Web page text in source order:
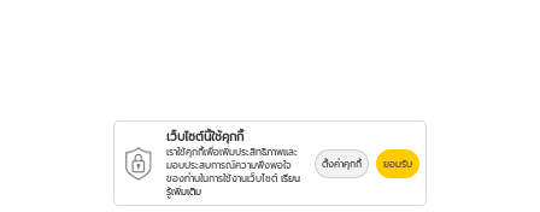
เว็บไซต์นี้ใช้คุกกี้
เราใช้คุกกี้เพื่อเพิ่มประสิทธิภาพและ
มอบประสบการณ์ความพึงพอใจ
ของท่านในการใช้งานเว็บไซต์ เรียน
รู้เพิ่มเติม
ตั้งค่าคุกกี้ ยอมรับ